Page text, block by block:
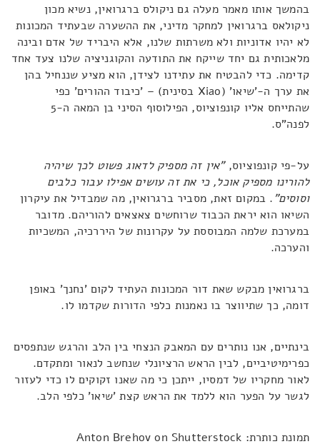
בהמשך אותו מאמר מעלה גם ניקולס ברגרואין, נשיא מכון
ניקולאס ברגרואין למחקר מדיני, את ההשערה שבעתיד המכונות
לא יהיו אדוניות ולא משרתות שלנו, אלא היבריד של אדם ובינה
מלאכותית גם יחד שייקח את התודעה והקוגניציה שלנו צעד אחד
קדימה. כדי להבטיח את עתידנו לצידן, הוא מציע שננחיל בהן
את ערך ה-'שיאו' (Xiao בסינית) – 'כיבוד ההורים' כפי
שהתייחס אליו קונפוציוס, הפילוסוף הסיני בן המאה ה-5
לפנה"ס.
על-פי קונפוציוס,"אין זה מספיק לדאוג פשוט לכך שיהיה
להורינו מספיק אוכל, כי את זה עושים אפילו עבור כלבים
וסוסים". במקום זאת, מסביר ברגרואין, מה שמבדיל את עיקרון
השיאו הוא יראת הכבוד שרוחשים צאצאים להוריהם. מדובר
במערכת שלמה המבוססת על עקרונות של היררכיה, המשכיות
והערכה.
ברגרואין מבקש שאת דור המכונות העתיד לקום 'נחנך' באופן
דומה, כך שתיווצר בו נאמנות כלפי הדורות שקדמו לו.
בינתיים, אנו נותרים עם המאבק הנצחי בין הלב והרגש שנתפסים
כפרימיטיביים, לבין הראש הרציונלי שנחשב לנאור ומתקדם.
לאור מחקריו של דמסיו, ייתכן כי מה שאנו זקוקים לו כדי לעזור
לגשר על הפער הוא ללמד את הראש קצת 'שיאו' כלפי הלב.
תמונת כותרת: Anton Brehov on Shutterstock